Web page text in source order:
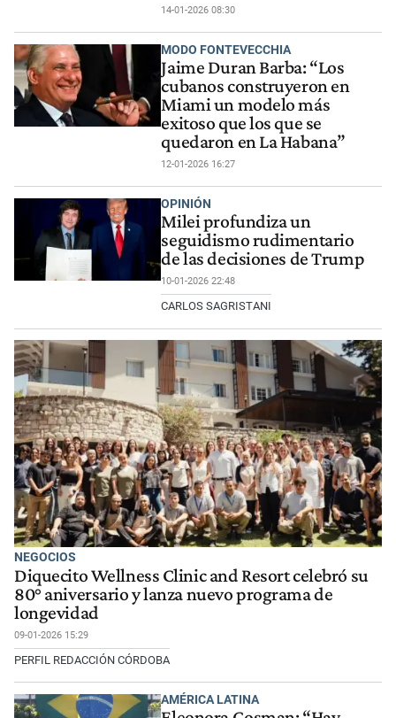
14-01-2026 08:30
MODO FONTEVECCHIA
Jaime Duran Barba: “Los
cubanos construyeron en
Miami un modelo más
exitoso que los que se
quedaron en La Habana”
12-01-2026 16:27
OPINIÓN
Milei profundiza un
seguidismo rudimentario
de las decisiones de Trump
10-01-2026 22:48
CARLOS SAGRISTANI
NEGOCIOS
Diquecito Wellness Clinic and Resort celebró su
80° aniversario y lanza nuevo programa de
longevidad
09-01-2026 15:29
PERFIL REDACCIÓN CÓRDOBA
AMÉRICA LATINA